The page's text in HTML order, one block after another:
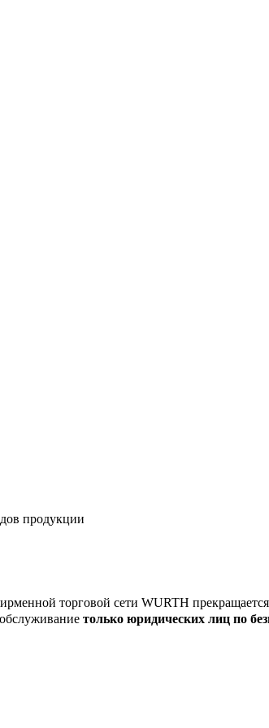
продукции
торговой сети WURTH
только юридических лиц по